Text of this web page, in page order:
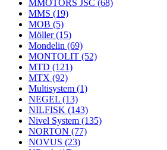
MMOTORS JSC (68)
MMS (19)
MOB (5)
Möller(15)
Mondelin (69)
MONTOLIT (52)
MTD (121)
MTX (92)
Multisystem (1)
NEGEL (13)
NILFISK (143)
Nivel System (135)
NORTON (77)
NOVUS (23)